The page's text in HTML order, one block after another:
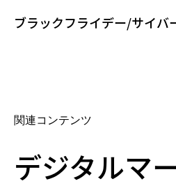
ブラックフライデー/サイバ
関連コンテンツ
デジタルマ